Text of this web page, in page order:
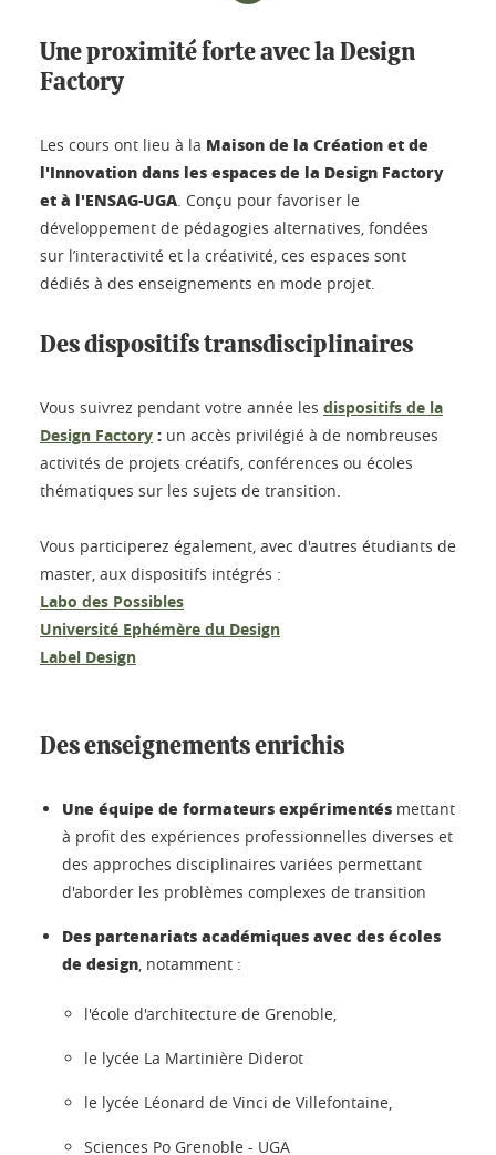
Une proximité forte avec la Design
Factory
Les cours ont lieu à la Maison de la Création et de
l'Innovation dans les espaces de la Design Factory
et à l'ENSAG-UGA. Conçu pour favoriser le
développement de pédagogies alternatives, fondées
sur l’interactivité et la créativité, ces espaces sont
dédiés à des enseignements en mode projet.
Des dispositifs transdisciplinaires
Vous suivrez pendant votre année les dispositifs de la
Design Factory : un accès privilégié à de nombreuses
activités de projets créatifs, conférences ou écoles
thématiques sur les sujets de transition.
Vous participerez également, avec d'autres étudiants de
master, aux dispositifs intégrés :
Labo des Possibles
Université Ephémère du Design
Label Design
Des enseignements enrichis
Une équipe de formateurs expérimentés mettant
à profit des expériences professionnelles diverses et
des approches disciplinaires variées permettant
d'aborder les problèmes complexes de transition
Des partenariats académiques avec des écoles
de design, notamment :
l'école d'architecture de Grenoble,
le lycée La Martinière Diderot
le lycée Léonard de Vinci de Villefontaine,
Sciences Po Grenoble - UGA